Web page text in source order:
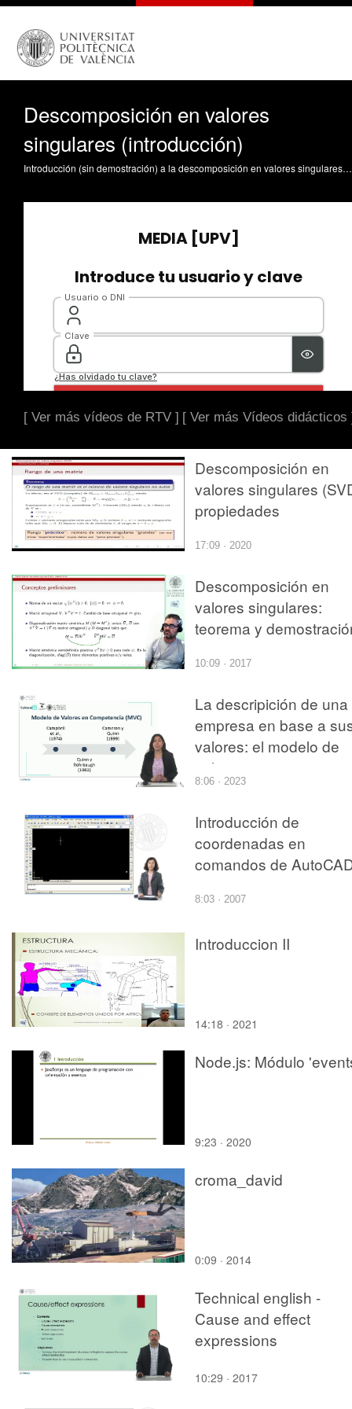
Descomposición en valores
singulares (introducción)
Introducción (sin demostración) a la descomposición en valores singulares (SVD). Interpretación geométrica (rotación-escalado-rotación), aplicaciones a rango de matrices numéricas, inversa y pseudoinversa. Sala Piqueras, A. (2017). Descomposición en valores singulares (introducción). https://riunet.upv.es/handle/10251/78679 DER
[ Ver más vídeos de RTV ] [ Ver más Vídeos didácticos
Descomposición en
valores singulares
propiedades
17:09 · 2020
Descomposición en
valores singulares:
teorema y
10:09 · 2017
La descripición de una
empresa en base a
valores: el modelo de
valores en
8:06 · 2023
Introducción de
coordenadas en
comandos de
8:03 · 2007
Introduccion II
14:18 · 2021
Node.js: Módulo
9:23 · 2020
croma_david
0:09 · 2014
Technical english -
Cause and effect
expressions
10:29 · 2017